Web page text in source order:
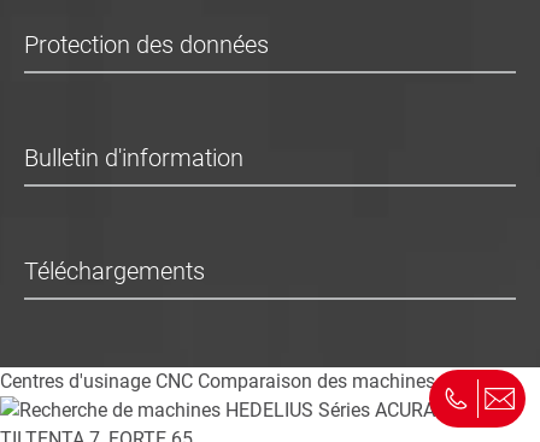
Protection des données
Bulletin d'information
Téléchargements
Centres d'usinage CNC Comparaison des machines